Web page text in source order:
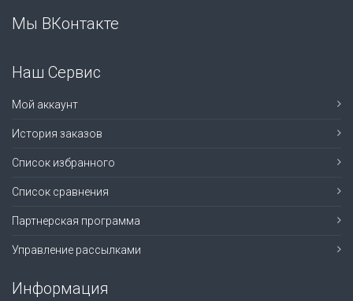
Мы ВКонтакте
Наш Сервис
Мой аккаунт
История заказов
Список избранного
Список сравнения
Партнерская программа
Управление рассылками
Информация